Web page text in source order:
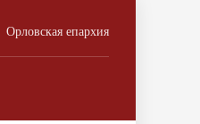
Орловская епархия